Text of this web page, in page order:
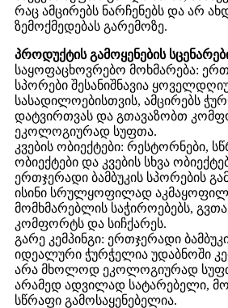
რაც ამცირებს ნარჩენებს და არ
ზემოქმედებას გარემოზე.
პროდუქტის გამოყენების
საყოფაცხოვრებო მოხმარება:
სპორები შესანიშნავია
სასადილოებისთვის, ამცირებს
დატვირთვას და გთავაზობთ
ეკოლოგიურად სუფთა.
კვების ობიექტები: რესტორნები,
ობიექტები და კვების სხვა
ერთჯერადი ბამბუკის სპორების
ისინი სრულყოფილად
მომხმარებლის საჭიროებებს,
კომფორტს და სიჩქარეს.
გარე კემპინგი: ერთჯერადი
იდეალური ჭურჭელია უდაბნოში
არა მხოლოდ ეკოლოგიურად
არამედ ადვილად სატარებელი,
სწრაფი გამოსაყენებელია.